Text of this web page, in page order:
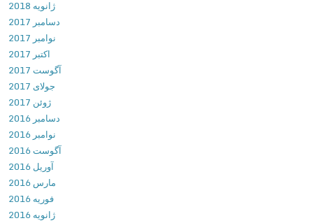
i
n
g
v
4
4
.
4
ا
ج
ر
ا
ژانویه 2018
دسامبر 2017
نوامبر 2017
آگوست 2017
جولای 2017
ژوئن 2017
دسامبر 2016
نوامبر 2016
آگوست 2016
آوریل 2016
مارس 2016
فوریه 2016
ژانویه 2016